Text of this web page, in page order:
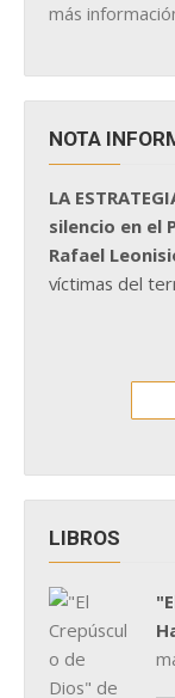
más
NOTA
LA
silencio en el
Rafael
víctimas del
LIBROS